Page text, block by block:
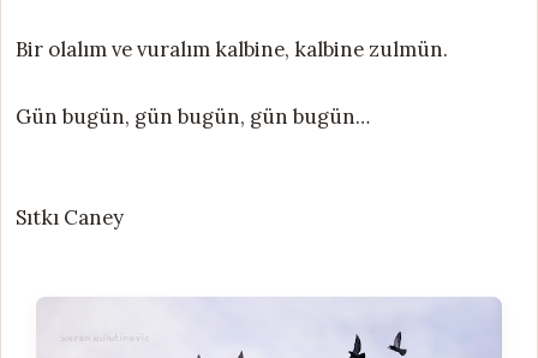
Bir olalım ve vuralım kalbine, kalbine zulmün.
Gün bugün, gün bugün, gün bugün…
Sıtkı Caney